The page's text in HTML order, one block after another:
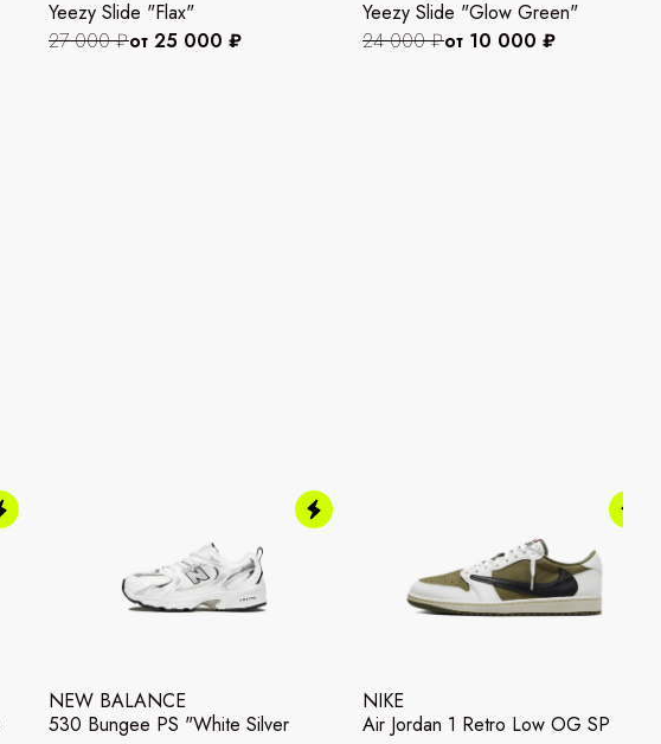
Yeezy Slide "Flax"
27 000 ₽от 25 000 ₽
Yeezy Slide "Glow Green"
24 000 ₽от 10 000 ₽
NEW BALANCE
530 Bungee PS "White Silver
NIKE
Air Jordan 1 Retro Low OG SP